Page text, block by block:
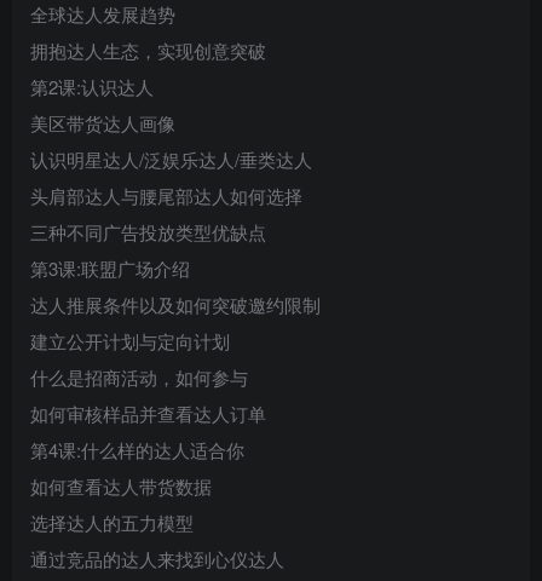
全球达人发展趋势
拥抱达人生态，实现创意突破
第2课:认识达人
美区带货达人画像
认识明星达人/泛娱乐达人/垂类达人
头肩部达人与腰尾部达人如何选择
三种不同广告投放类型优缺点
第3课:联盟广场介绍
达人推展条件以及如何突破邀约限制
建立公开计划与定向计划
什么是招商活动，如何参与
如何审核样品并查看达人订单
第4课:什么样的达人适合你
如何查看达人带货数据
选择达人的五力模型
通过竞品的达人来找到心仪达人